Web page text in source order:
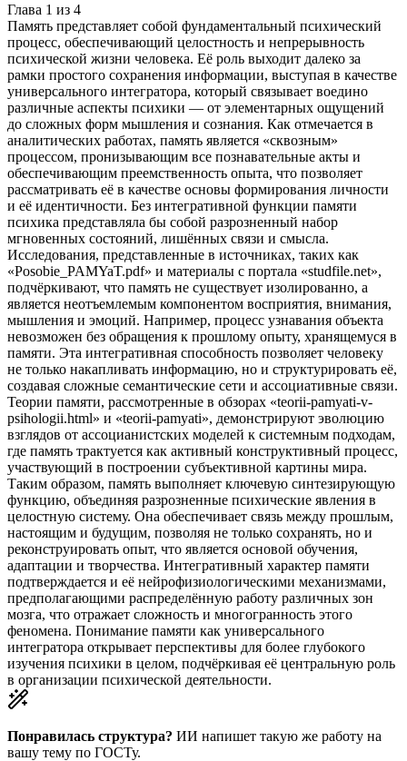
Глава 1 из 4
Память представляет собой фундаментальный психический
процесс, обеспечивающий целостность и непрерывность
психической жизни человека. Её роль выходит далеко за
рамки простого сохранения информации, выступая в качестве
универсального интегратора, который связывает воедино
различные аспекты психики — от элементарных ощущений
до сложных форм мышления и сознания. Как отмечается в
аналитических работах, память является «сквозным»
процессом, пронизывающим все познавательные акты и
обеспечивающим преемственность опыта, что позволяет
рассматривать её в качестве основы формирования личности
и её идентичности. Без интегративной функции памяти
психика представляла бы собой разрозненный набор
мгновенных состояний, лишённых связи и смысла.
Исследования, представленные в источниках, таких как
«Posobie_PAMYaT.pdf» и материалы с портала «studfile.net»,
подчёркивают, что память не существует изолированно, а
является неотъемлемым компонентом восприятия, внимания,
мышления и эмоций. Например, процесс узнавания объекта
невозможен без обращения к прошлому опыту, хранящемуся в
памяти. Эта интегративная способность позволяет человеку
не только накапливать информацию, но и структурировать её,
создавая сложные семантические сети и ассоциативные связи.
Теории памяти, рассмотренные в обзорах «teorii-pamyati-v-
psihologii.html» и «teorii-pamyati», демонстрируют эволюцию
взглядов от ассоцианистских моделей к системным подходам,
где память трактуется как активный конструктивный процесс,
участвующий в построении субъективной картины мира.
Таким образом, память выполняет ключевую синтезирующую
функцию, объединяя разрозненные психические явления в
целостную систему. Она обеспечивает связь между прошлым,
настоящим и будущим, позволяя не только сохранять, но и
реконструировать опыт, что является основой обучения,
адаптации и творчества. Интегративный характер памяти
подтверждается и её нейрофизиологическими механизмами,
предполагающими распределённую работу различных зон
мозга, что отражает сложность и многогранность этого
феномена. Понимание памяти как универсального
интегратора открывает перспективы для более глубокого
изучения психики в целом, подчёркивая её центральную роль
в организации психической деятельности.
Понравилась структура? ИИ напишет такую же работу на
вашу тему по ГОСТу.